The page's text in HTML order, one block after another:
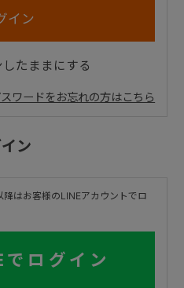
たままにする
ワードをお忘れの方はこちら
ン
はお客様のLINEアカウントでロ
ログイン